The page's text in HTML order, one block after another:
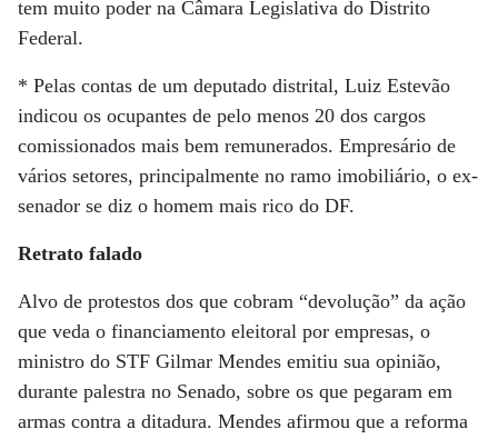
tem muito poder na Câmara Legislativa do Distrito
Federal.
* Pelas contas de um deputado distrital, Luiz Estevão
indicou os ocupantes de pelo menos 20 dos cargos
comissionados mais bem remunerados. Empresário de
vários setores, principalmente no ramo imobiliário, o ex-
senador se diz o homem mais rico do DF.
Retrato falado
Alvo de protestos dos que cobram “devolução” da ação
que veda o financiamento eleitoral por empresas, o
ministro do STF Gilmar Mendes emitiu sua opinião,
durante palestra no Senado, sobre os que pegaram em
armas contra a ditadura. Mendes afirmou que a reforma